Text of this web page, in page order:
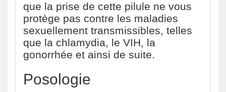
que la prise de cette pilule ne vous
protège pas contre les maladies
sexuellement transmissibles, telles
que la chlamydia, le VIH, la
gonorrhée et ainsi de suite.
Posologie